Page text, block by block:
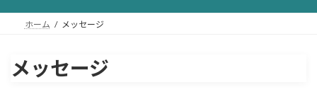
ホーム メッセージ
メッセージ